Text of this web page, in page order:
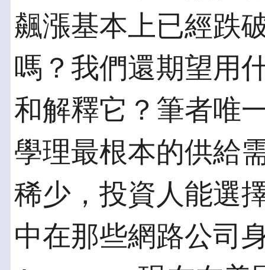
飆漲基本上已經跌
嗎？我們還期望用
和解釋它？筆者唯
學理最根本的供給
稀少，投資人能選
中在那些網路公司